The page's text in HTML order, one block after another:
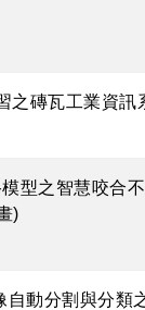
之磚瓦工業資訊
型之智慧咬合
)
自動分割與分類